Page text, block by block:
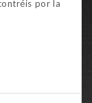
por la